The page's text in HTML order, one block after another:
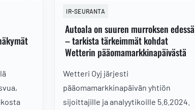
IR-SEURANTA
Autoala on suuren murroksen edessä
– tarkista tärkeimmät kohdat
Wetterin pääomamarkkinapäivästä
Wetteri Oyj järjesti
pääomamarkkinapäivän yhtiön
sijoittajille ja analyytikoille 5.6.2024.